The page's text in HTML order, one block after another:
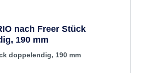
nach Freer Stück
190 mm
doppelendig, 190 mm